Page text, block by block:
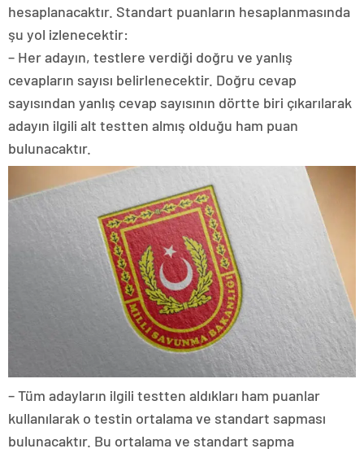
hesaplanacaktır. Standart puanların hesaplanmasında
şu yol izlenecektir:
– Her adayın, testlere verdiği doğru ve yanlış
cevapların sayısı belirlenecektir. Doğru cevap
sayısından yanlış cevap sayısının dörtte biri çıkarılarak
adayın ilgili alt testten almış olduğu ham puan
bulunacaktır.
– Tüm adayların ilgili testten aldıkları ham puanlar
kullanılarak o testin ortalama ve standart sapması
bulunacaktır. Bu ortalama ve standart sapma